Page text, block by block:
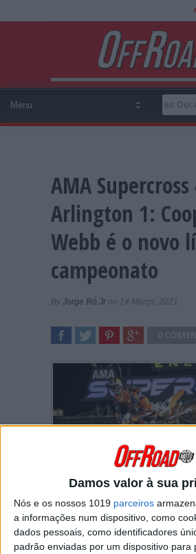
Damos valor à sua
Nós e os nossos 1019 parceiros
a informações num dispositivo, como
dados pessoais, como identificadores
padrão enviadas por um dispositivo para
AMA Supercross
Arlington 1:
Webb é o novo
campeonato
By Jorge Ró Jr on 14 Março, 2021
A décima ronda do campeonato
Supercross 450 decorreu este
Arlington naquela que foi a
etapas no espaço de uma
cidade do Texas.